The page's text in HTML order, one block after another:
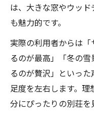
は、大きな窓やウッ
も魅力的です。
実際の利用者からは
るのが最高」「冬の
るのが贅沢」といっ
足度を左右します。
分にぴったりの別荘を